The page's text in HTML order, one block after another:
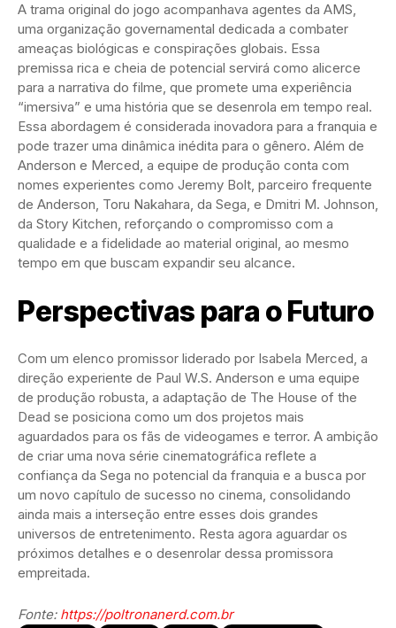
A trama original do jogo acompanhava agentes da AMS,
uma organização governamental dedicada a combater
ameaças biológicas e conspirações globais. Essa
premissa rica e cheia de potencial servirá como alicerce
para a narrativa do filme, que promete uma experiência
“imersiva” e uma história que se desenrola em tempo real.
Essa abordagem é considerada inovadora para a franquia e
pode trazer uma dinâmica inédita para o gênero. Além de
Anderson e Merced, a equipe de produção conta com
nomes experientes como Jeremy Bolt, parceiro frequente
de Anderson, Toru Nakahara, da Sega, e Dmitri M. Johnson,
da Story Kitchen, reforçando o compromisso com a
qualidade e a fidelidade ao material original, ao mesmo
tempo em que buscam expandir seu alcance.
Perspectivas para o Futuro
Com um elenco promissor liderado por Isabela Merced, a
direção experiente de Paul W.S. Anderson e uma equipe
de produção robusta, a adaptação de The House of the
Dead se posiciona como um dos projetos mais
aguardados para os fãs de videogames e terror. A ambição
de criar uma nova série cinematográfica reflete a
confiança da Sega no potencial da franquia e a busca por
um novo capítulo de sucesso no cinema, consolidando
ainda mais a interseção entre esses dois grandes
universos de entretenimento. Resta agora aguardar os
próximos detalhes e o desenrolar dessa promissora
empreitada.
Fonte: https://poltronanerd.com.br